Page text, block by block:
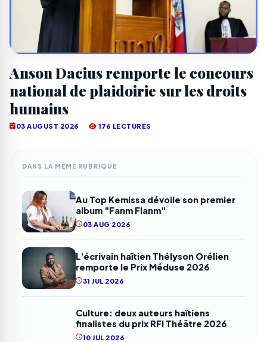
Anson Dacius remporte le concours
national de plaidoirie sur les droits
humains
03 AUGUST 2026 176 LECTURES
DANS LA MÊME RUBRIQUE
Au Top Kemissa dévoile son premier
album "Fanm Flanm"
03 AUG 2026
L'écrivain haïtien Thélyson Orélien
remporte le Prix Méduse 2026
31 JUL 2026
Culture: deux auteurs haïtiens
finalistes du prix RFI Théâtre 2026
10 JUL 2026